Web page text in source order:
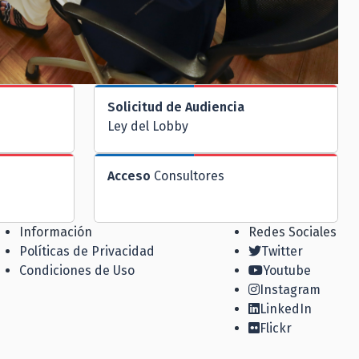
Solicitud de Audiencia
Ley del Lobby
Acceso Consultores
Información
Políticas de Privacidad
Condiciones de Uso
Redes Sociales
Twitter
Youtube
Instagram
LinkedIn
Flickr